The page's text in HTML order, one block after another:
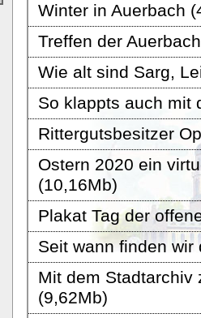
Winter in Auerbach
Treffen der
Wie alt sind Sarg,
So klappts auch mit
Rittergutsbesitzer
Ostern 2020 ein
(10,16Mb)
Plakat Tag der
Seit wann finden
Mit dem Stadtarchiv
(9,62Mb)